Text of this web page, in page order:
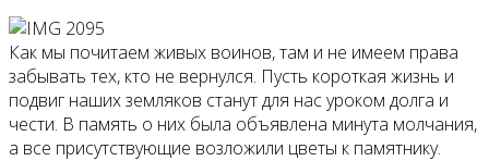
Как мы почитаем живых воинов, там и не имеем права
забывать тех, кто не вернулся. Пусть короткая жизнь и
подвиг наших земляков станут для нас уроком долга и
чести. В память о них была объявлена минута молчания,
а все присутствующие возложили цветы к памятнику.